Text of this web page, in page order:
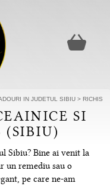
IN JUDETUL SIBIU > RICHIS
SI
(SIBIU)
Sibiu? Bine ai venit la
un remediu sau o
pe care ne-am